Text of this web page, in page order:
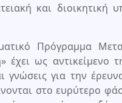
και διοικητική
Πρόγραμμα
έχει ως
γνώσεις για την
στο ευρύτερο